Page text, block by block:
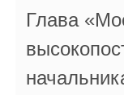
Глава